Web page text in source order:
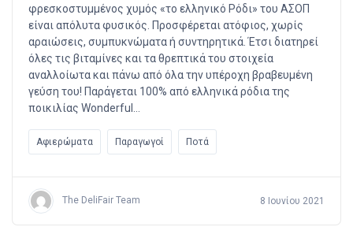
φρεσκοστυμμένος χυμός «το ελληνικό Ρόδι» του ΑΣΟΠ
είναι απόλυτα φυσικός. Προσφέρεται ατόφιος, χωρίς
αραιώσεις, συμπυκνώματα ή συντηρητικά. Έτσι διατηρεί
όλες τις βιταμίνες και τα θρεπτικά του στοιχεία
αναλλοίωτα και πάνω από όλα την υπέροχη βραβευμένη
γεύση του! Παράγεται 100% από ελληνικά ρόδια της
ποικιλίας Wonderful…
Αφιερώματα Παραγωγοί Ποτά
The DeliFair Team 8 Ιουνίου 2021